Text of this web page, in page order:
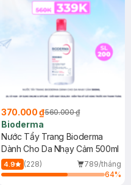
370.000 ₫560.000 ₫
Bioderma
Nước Tẩy Trang Bioderma
Dành Cho Da Nhạy Cảm 500ml
4.9 (228)
789/tháng
64%